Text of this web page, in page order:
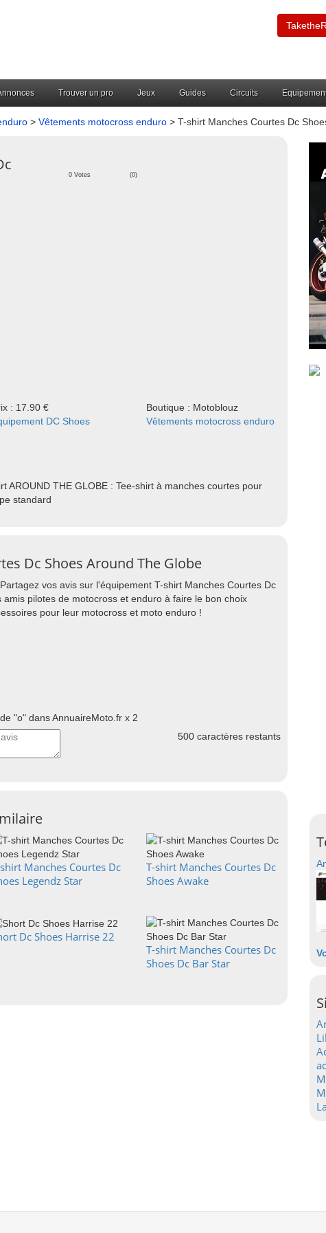
Trouver un pro Jeux Guides Circuits
> Vêtements motocross enduro > T-shirt Manches Courtes Dc
0 Votes (0)
: 17.90 €
Boutique : Motoblouz
DC Shoes
Vêtements motocross enduro
AROUND THE GLOBE : Tee-shirt à manches courtes pour
standard
Dc Shoes Around The Globe
vos avis sur l'équipement T-shirt Manches Courtes Dc
pilotes de motocross et enduro à faire le bon choix
pour leur motocross et moto enduro !
"o" dans AnnuaireMoto.fr x 2
500 caractères restants
Manches Courtes Dc
Legendz Star
T-shirt Manches Courtes Dc
Shoes Awake
Dc Shoes Harrise 22
T-shirt Manches Courtes Dc
Shoes Dc Bar Star